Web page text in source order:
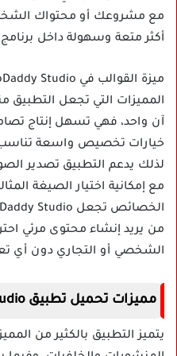
مع مشروعك أو محتواك
أكثر متعة وسهولة داخل برنامج GoDaddy Studio مهكر.
المميزات التي تجعل التطبيق
آن واحد، فهي تسهل إنتاج
خيارات تخصيص واسعة تناسب
لذلك يدعم التطبيق تصدير
مع إمكانية اختيار الصيغة
من يريد إنشاء محتوى مرئي
الشخصي أو التجاري دون أي
مميزات تحميل تطبيق GoDaddy Studio مهكر
يتميز التطبيق بالكثير من